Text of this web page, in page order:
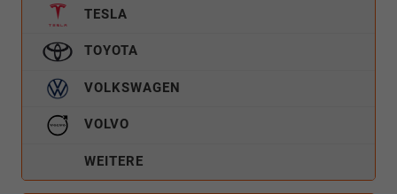
TESLA
TOYOTA
VOLKSWAGEN
VOLVO
WEITERE